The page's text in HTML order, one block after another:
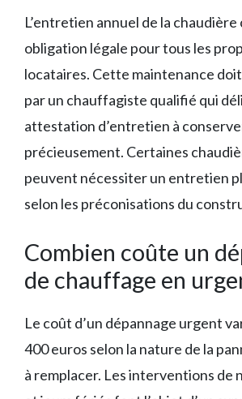
L’entretien annuel de la
obligation légale pour tous les
locataires. Cette maintenance
par un chauffagiste qualifié qui
attestation d’entretien à
précieusement. Certaines
peuvent nécessiter un entretien
selon les préconisations du
Combien coûte un
de chauffage en
Le coût d’un dépannage urgent
400 euros selon la nature de la
à remplacer. Les interventions de